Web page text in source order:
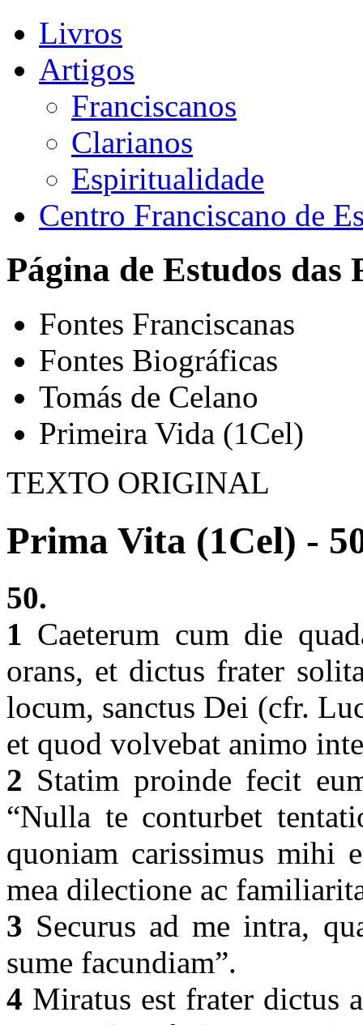
Livros
Artigos
Franciscanos
Clarianos
Espiritualidade
Centro Franciscano de
Página de Estudos das
Fontes Franciscanas
Fontes Biográficas
Tomás de Celano
Primeira Vida (1Cel)
TEXTO ORIGINAL
Prima Vita (1Cel) -
50.
1 Caeterum cum die
orans, et dictus frater
locum, sanctus Dei (cfr.
et quod volvebat animo
2 Statim proinde fecit
“Nulla te conturbet
quoniam carissimus mihi
mea dilectione ac
3 Securus ad me intra,
sume facundiam”.
4 Miratus est frater dictus